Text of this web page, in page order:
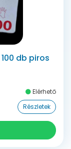
db piros
Elérhető
Részletek